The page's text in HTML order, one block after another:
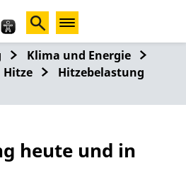
Klima und Energie
Hitze
Hitzebelastung
heute und in